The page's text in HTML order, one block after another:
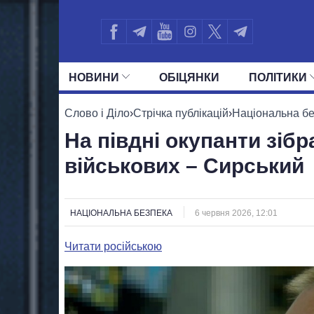
НОВИНИ ОБIЦЯНКИ ПОЛIТИКИ
УСІ ПОЛІТИКИ ПРЕЗИДЕНТ І
Слово і Діло›Стрічка публікацій›Національна
На півдні окупанти
військових – Сирський
НАЦІОНАЛЬНА БЕЗПЕКА 6 червня 2026, 12:01
Читати російською